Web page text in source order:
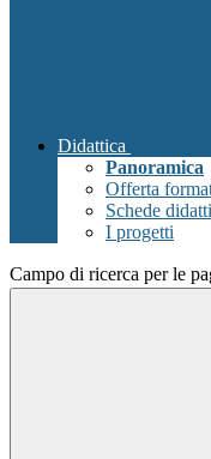
Didattica
Panoramica
Offerta
Schede
I progetti
Campo di ricerca per le